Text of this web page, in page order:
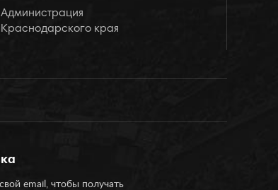
Администрация
Краснодарского края
email, чтобы получать